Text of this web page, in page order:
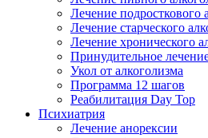
Лечение подросткового
Лечение старческого
Лечение хронического
Принудительное
Укол от алкоголизма
Программа 12 шагов
Реабилитация Day Top
Психиатрия
Лечение анорексии